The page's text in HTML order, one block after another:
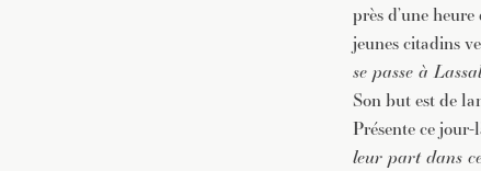
près d’une
jeunes citadins
se passe à
Son but est de
Présente ce
leur part dans